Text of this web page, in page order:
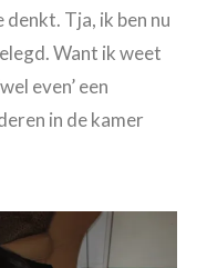
Tja, ik ben nu
Want ik weet
even’ een
in de kamer